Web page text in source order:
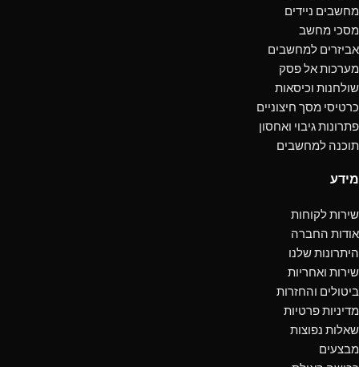
מחשבים ניידים
מסכי מחשב
אביזרים למחשבים
מערכות אל פסק
שולחנות וכיסאות
כרטיסי מסך חיצוניים
פתרונות גיבוי ואחסון
תוכנה למחשבים
מידע
שירות לקוחות
אודות החברה
היתרונות שלנו
שירות ואחריות
ביטולים והחזרות
מדיניות פרטיות
שאלות נפוצות
מבצעים